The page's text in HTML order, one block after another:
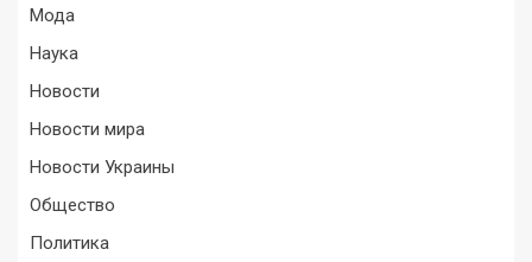
Мода
Наука
Новости
Новости мира
Новости Украины
Общество
Политика